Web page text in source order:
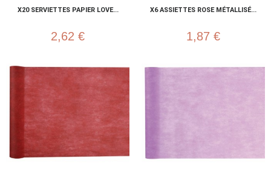
X20 SERVIETTES PAPIER LOVE...
2,62 €
X6 ASSIETTES ROSE MÉTALLISÉ...
1,87 €